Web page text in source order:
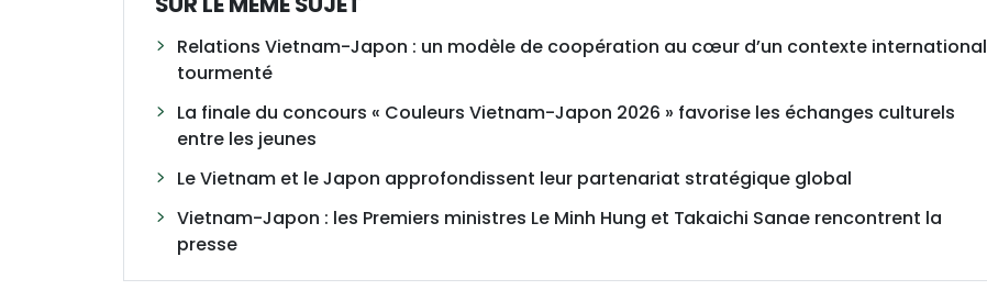
Relations Vietnam-Japon : un modèle de coopération au cœur d’un contexte international
tourmenté
La finale du concours « Couleurs Vietnam-Japon 2026 » favorise les échanges culturels
entre les jeunes
Le Vietnam et le Japon approfondissent leur partenariat stratégique global
Vietnam-Japon : les Premiers ministres Le Minh Hung et Takaichi Sanae rencontrent la
presse